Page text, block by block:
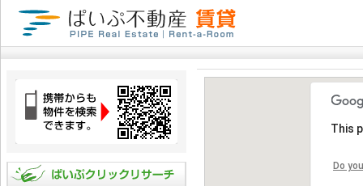
This
Do